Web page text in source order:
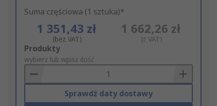
Suma częściowa (1 sztuka)*
1 351,43 zł
(bez VAT)
1 662,26 zł
(z VAT)
Add
to
Basket
Produkty
wybierz lub wpisz ilość
Sprawdź daty dostawy